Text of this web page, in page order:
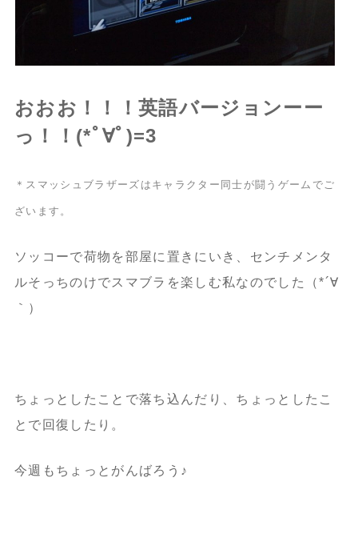
おおお！！！英語バージョンーー
っ！！(*ﾟ∀ﾟ)=3
＊スマッシュブラザーズはキャラクター同士が闘うゲームでご
ざいます。
ソッコーで荷物を部屋に置きにいき、センチメンタ
ルそっちのけでスマブラを楽しむ私なのでした（*´∀
｀）
ちょっとしたことで落ち込んだり、ちょっとしたこ
とで回復したり。
今週もちょっとがんばろう♪